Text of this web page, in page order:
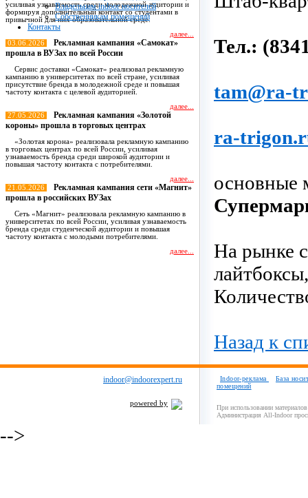
Владельцам indoor носителей
Собственникам помещений
Контакты
усиливая узнаваемость среди молодежной аудитории и
формируя дополнительный контакт со студентами в
привычной для них образовательной среде.
далее...
03.06.2026
Рекламная кампания «Самокат»
прошла в ВУЗах по всей России
Сервис доставки «Самокат» реализовал рекламную
кампанию в университетах по всей стране, усиливая
присутствие бренда в молодежной среде и повышая
частоту контакта с целевой аудиторией.
далее...
27.05.2026
Рекламная кампания «Золотой
короны» прошла в торговых центрах
«Золотая корона» реализовала рекламную кампанию
в торговых центрах по всей России, усиливая
узнаваемость бренда среди широкой аудитории и
повышая частоту контакта с потребителями.
далее...
21.05.2026
Рекламная кампания сети «Магнит»
прошла в российских ВУЗах
Сеть «Магнит» реализовала рекламную кампанию в
университетах по всей России, усиливая узнаваемость
бренда среди студенческой аудитории и повышая
частоту контакта с молодыми потребителями.
далее...
Тел.:
tam@ra-
ra-
основные
На рынке
Назад к
indoor@indoorexpert.ru
powered by
Indoor-реклама
База
помещений
При использовании
Администрация All-Indoor
-->